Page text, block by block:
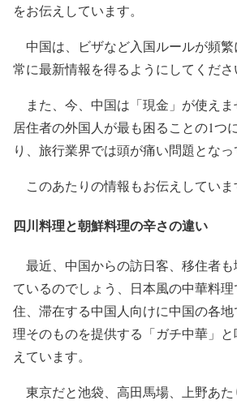
をお伝えしています。
中国は、ビザなど入国ルールが頻繁
常に最新情報を得るようにしてくださ
また、今、中国は「現金」が使え
居住者の外国人が最も困ることの1つ
り、旅行業界では頭が痛い問題となっ
このあたりの情報もお伝えしていま
四川料理と朝鮮料理の辛さの違い
最近、中国からの訪日客、移住者も
ているのでしょう、日本風の中華料
住、滞在する中国人向けに中国の各
理そのものを提供する「ガチ中華」
えています。
東京だと池袋、高田馬場、上野あ